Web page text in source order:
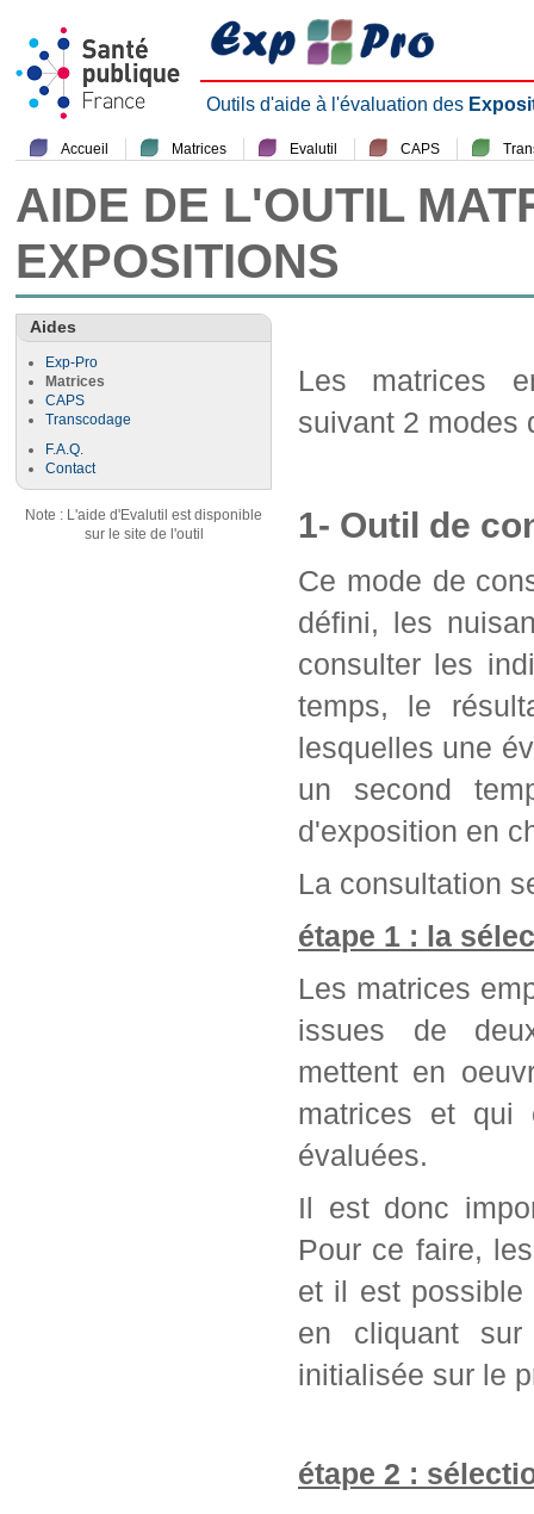
Outils d'aide à l'évaluation des
Accueil Matrices Evalutil CAPS
AIDE DE L'OUTIL
EXPOSITIONS
Aides
Exp-Pro
Matrices
CAPS
Transcodage
F.A.Q.
Contact
Note : L'aide d'Evalutil est disponible
sur le site de l'outil
Les matrices
suivant 2 modes
1- Outil de
Ce mode de
défini, les
consulter les
temps, le
lesquelles une
un second
d'exposition en
La consultation
étape 1 : la
Les matrices
issues de
mettent en
matrices et qui
évaluées.
Il est donc
Pour ce faire,
et il est possible
en cliquant
initialisée sur le
étape 2 :